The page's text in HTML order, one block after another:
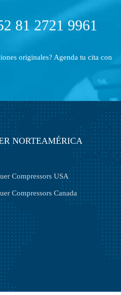
81 2721 9961
originales? Agenda tu cita con
NORTEAMÉRICA
Compressors USA
Compressors Canada